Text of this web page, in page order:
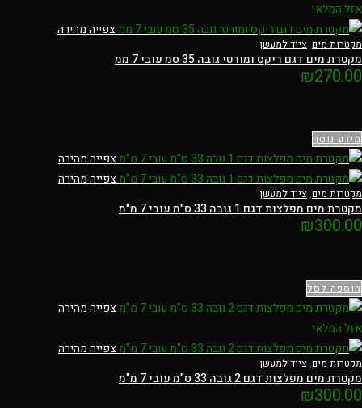
אזל המלאי
צפייה מהירה
מקטרות מים, ציוד למעשן
מקטרת מים דגם ריקס ומורטי גובה 35 סמ עובי 7 ממ
₪270.00
מידע נוסף
צפייה מהירה
צפייה מהירה
מקטרות מים, ציוד למעשן
מקטרת מים מפלצות דגם 1 גובה 33 ס"מ עובי 7 מ"מ
₪300.00
הוספה לסל
צפייה מהירה
אזל המלאי
צפייה מהירה
מקטרות מים, ציוד למעשן
מקטרת מים מפלצות דגם 2 גובה 33 ס"מ עובי 7 מ"מ
₪300.00